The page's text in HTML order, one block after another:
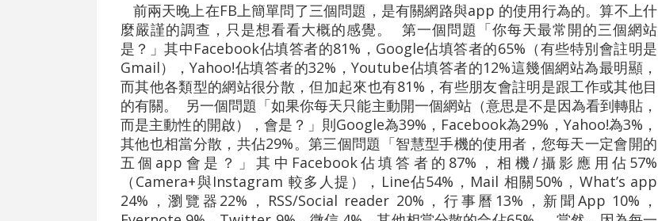
前兩天晚上在FB上簡單問了三個問題，是有關網路與app 的使用行為的。算不上什
麼嚴謹的調查，只是想看看大概的感覺。 第一個問題「你每天最常開的三個網站
是？」其中Facebook佔填答者的81%，Google佔填答者的65%（有些特別會註明是
Gmail），Yahoo!佔填答者的32%，Youtube佔填答者的12%這幾個網站為最明顯，
而其他各類型的網站很分散，但加起來也有81%，有些朋友會註明是跟工作或其他目
的有關。 另一個問題「如果你每天只能主動開一個網站（意思是不是因為看到轉貼，
而是主動性的開啟），會是？」則Google為39%，Facebook為29%，Yahoo!為3%，
其他也相當分散，共佔29%。第三個問題「智慧型手機的使用者，您每天一定會開的
五個app會是？」其中Facebook佔填答者的87%，相機/攝影應用佔57%
（Camera+與Instagram 較多人提），Line佔54%，Mail 相關50%，What’s app
24%，瀏覽器22%，RSS/Social reader 20%，行事曆13%，新聞App 10%，